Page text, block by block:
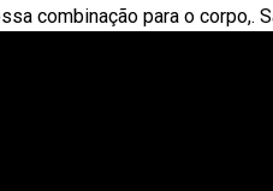
combinação para o corpo,.